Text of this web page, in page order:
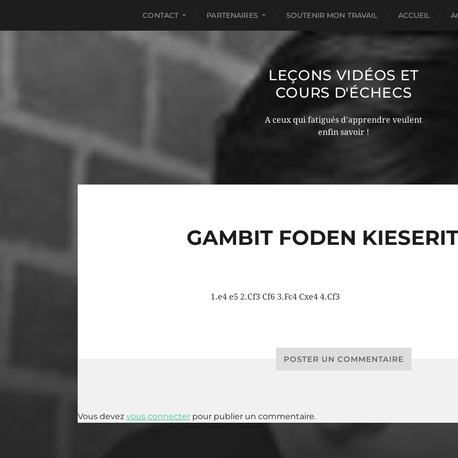
CONTACT PARTENAIRES SOUTENIR MON TRAVAIL ACCUEIL
LEÇONS VIDÉOS ET
COURS D'ÉCHECS
A ceux qui fatigués d'apprendre veulent
enfin savoir !
GAMBIT FODEN
1.e4 e5 2.Cf3 Cf6 3.Fc4 Cxe4 4.Cf3
POSTER UN COMMENTAIRE
Vous devez vous connecter pour publier un commentaire.